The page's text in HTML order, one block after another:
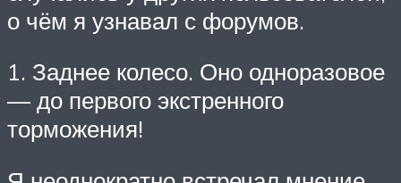
о чём я узнавал с форумов.
1. Заднее колесо. Оно одноразовое
— до первого экстренного
торможения!